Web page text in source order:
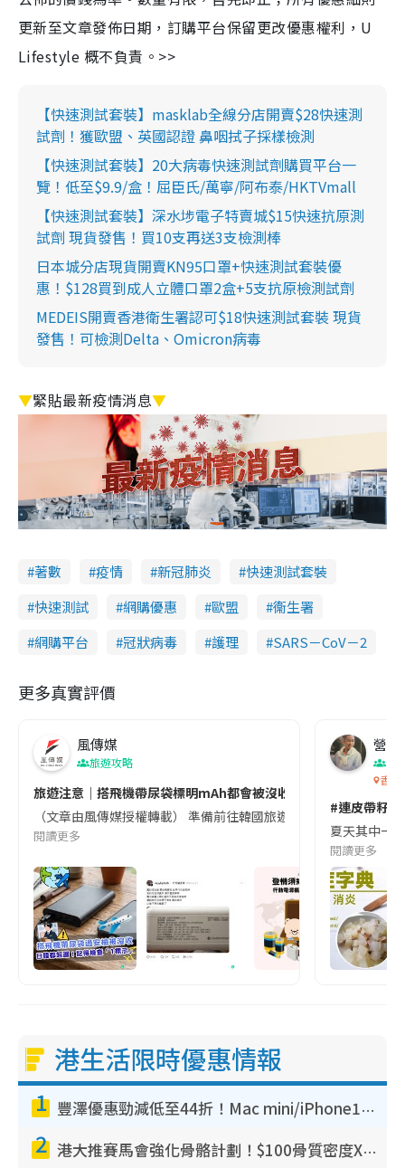
更新至文章發佈日期，訂購平台保留更改優惠權利，U
Lifestyle 概不負責。>>
【快速測試套裝】masklab全線分店開賣$28快速測
試劑！獲歐盟、英國認證 鼻咽拭子採樣檢測
【快速測試套裝】20大病毒快速測試劑購買平台一
覽！低至$9.9/盒！屈臣氏/萬寧/阿布泰/HKTVmall
【快速測試套裝】深水埗電子特賣城$15快速抗原測
試劑 現貨發售！買10支再送3支檢測棒
日本城分店現貨開賣KN95口罩+快速測試套裝優
惠！$128買到成人立體口罩2盒+5支抗原檢測試劑
MEDEIS開賣香港衛生署認可$18快速測試套裝 現貨
發售！可檢測Delta、Omicron病毒
▼緊貼最新疫情消息▼
著數 疫情 新冠肺炎
快速測試套裝
快速測試
網購優惠 歐盟
衞生署
網購平台
冠狀病毒 護理 SARS－CoV－2
更多真實評價
風傳媒
旅遊攻略
旅遊注意｜搭飛機帶尿袋標明mAh都會被沒收😱出發前切記檢查
（文章由風傳媒授權轉載） 準備前往韓國旅遊的民眾，近期要
閱讀更多
營養
香港
#連皮帶籽
夏天其中一
閱讀更多
港生活限時優惠情報
1 豐澤優惠勁減低至44折！Mac mini/iPhone17Pro大減價！廚房家電$220起
2 港大推賽馬會強化骨骼計劃！$100骨質密度X光檢查 完成免費運動訓練送超市禮券！附參加資格